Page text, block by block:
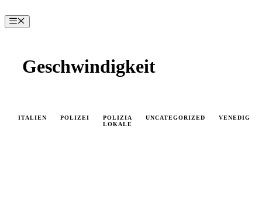
Inhalt
springen
Menü
Geschwindigkeit
ITALIEN POLIZEI
POLIZIA
LOKALE
UNCATEGORIZED VENEDIG